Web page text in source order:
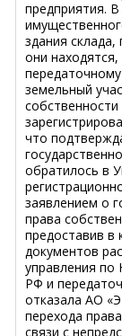
предприятия.
здания
они
земельный
что
обратилось в
заявлением о
права
предоставив в
документов
управления
РФ и
отказала АО
перехода
связи с